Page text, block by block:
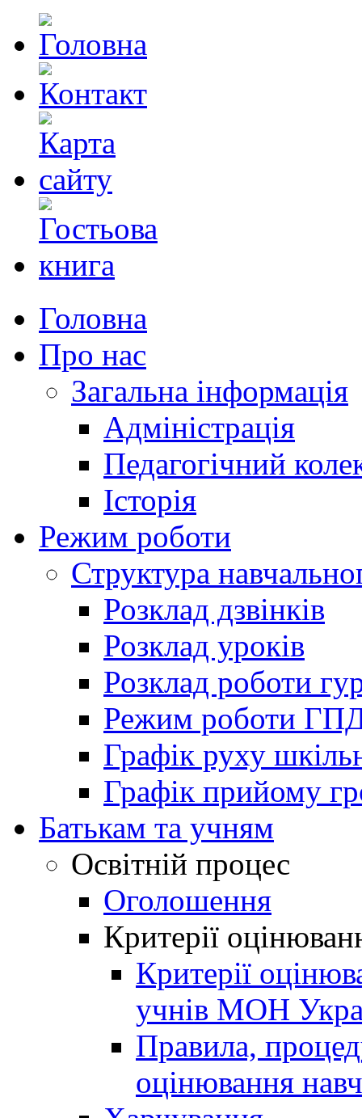
Головна
Про нас
Загальна інформація
Адміністрація
Педагогічний
Історія
Режим роботи
Структура
Розклад дзвінків
Розклад уроків
Розклад роботи
Режим роботи
Графік руху
Графік прийому
Батькам та учням
Освітній процес
Оголошення
Критерії
Критерії
учнів МОН
Правила,
оцінювання